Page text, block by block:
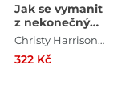
Jak se vymanit
z nekonečných
diet a
emočního
přejídání -
Christy Harrison , Judith Matz , Amy Pershing
322 Kč